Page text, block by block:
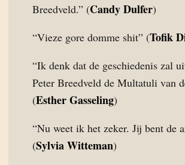
Breedveld.” (Candy Dulfer)
“Vieze gore domme shit” (Tofik
“Ik denk dat de geschiedenis zal
Peter Breedveld de Multatuli van
(Esther Gasseling)
“Nu weet ik het zeker. Jij bent de
(Sylvia Witteman)